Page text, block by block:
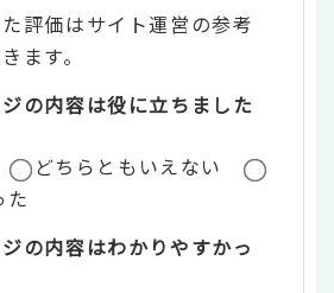
評価はサイト運営の参考
ます。
の内容は役に立ちました
どちらともいえない
た
の内容はわかりやすかっ